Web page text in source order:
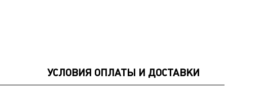
УСЛОВИЯ ОПЛАТЫ И ДОСТАВКИ